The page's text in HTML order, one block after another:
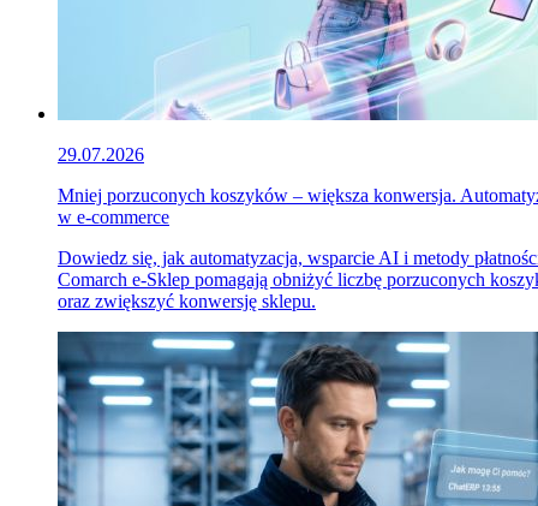
29.07.2026
Mniej porzuconych koszyków – większa konwersja.
w e-commerce
Dowiedz się, jak automatyzacja, wsparcie AI i metody
Comarch e-Sklep pomagają obniżyć liczbę porzuconych
oraz zwiększyć konwersję sklepu.